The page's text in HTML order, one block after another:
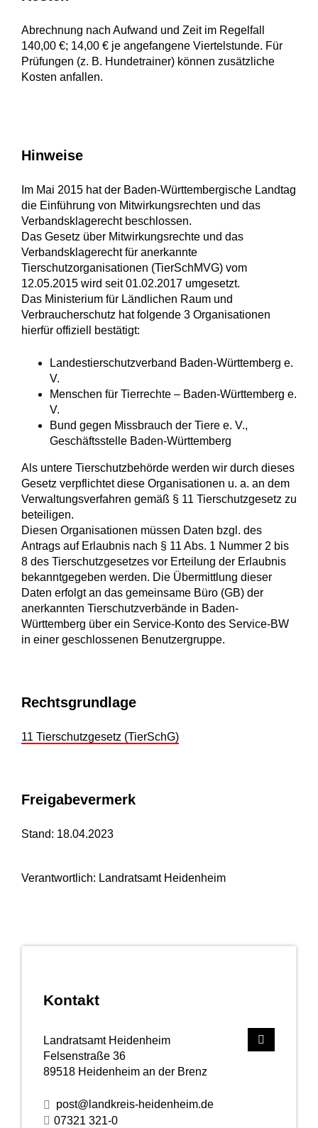
Kontakt
Landratsamt Heidenheim
Felsenstraße 36
89518 Heidenheim an der Brenz
post@landkreis-heidenheim.de
07321 321-0
Abrechnung nach Aufwand und Zeit im Regelfall
140,00 €; 14,00 € je angefangene Viertelstunde. Für
Prüfungen (z. B. Hundetrainer) können zusätzliche
Kosten anfallen.
Hinweise
Im Mai 2015 hat der Baden-Württembergische Landtag
die Einführung von Mitwirkungsrechten und das
Verbandsklagerecht beschlossen.
Das Gesetz über Mitwirkungsrechte und das
Verbandsklagerecht für anerkannte
Tierschutzorganisationen (TierSchMVG) vom
12.05.2015 wird seit 01.02.2017 umgesetzt.
Das Ministerium für Ländlichen Raum und
Verbraucherschutz hat folgende 3 Organisationen
hierfür offiziell bestätigt:
Landestierschutzverband Baden-Württemberg e.
V.
Menschen für Tierrechte – Baden-Württemberg e.
V.
Bund gegen Missbrauch der Tiere e. V.,
Geschäftsstelle Baden-Württemberg
Als untere Tierschutzbehörde werden wir durch dieses
Gesetz verpflichtet diese Organisationen u. a. an dem
Verwaltungsverfahren gemäß § 11 Tierschutzgesetz zu
beteiligen.
Diesen Organisationen müssen Daten bzgl. des
Antrags auf Erlaubnis nach § 11 Abs. 1 Nummer 2 bis
8 des Tierschutzgesetzes vor Erteilung der Erlaubnis
bekanntgegeben werden. Die Übermittlung dieser
Daten erfolgt an das gemeinsame Büro (GB) der
anerkannten Tierschutzverbände in Baden-
Württemberg über ein Service-Konto des Service-BW
in einer geschlossenen Benutzergruppe.
Rechtsgrundlage
11 Tierschutzgesetz (TierSchG)
Freigabevermerk
Stand: 18.04.2023
Verantwortlich: Landratsamt Heidenheim